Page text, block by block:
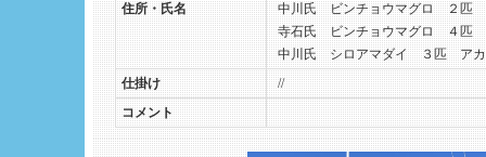
住所・氏名
中川氏 ビンチョウマグロ ２匹
寺石氏 ビンチョウマグロ ４匹
中川氏 シロアマダイ ３匹 ア
仕掛け
//
コメント